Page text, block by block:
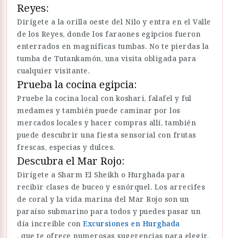
Reyes:
Dirígete a la orilla oeste del Nilo y entra en el Valle
de los Reyes, donde los faraones egipcios fueron
enterrados en magníficas tumbas. No te pierdas la
tumba de Tutankamón, una visita obligada para
cualquier visitante.
Prueba la cocina egipcia:
Pruebe la cocina local con koshari, falafel y ful
medames y también puede caminar por los
mercados locales y hacer compras allí, también
puede descubrir una fiesta sensorial con frutas
frescas, especias y dulces.
Descubra el Mar Rojo:
Dirígete a Sharm El Sheikh o Hurghada para
recibir clases de buceo y esnórquel. Los arrecifes
de coral y la vida marina del Mar Rojo son un
paraíso submarino para todos y puedes pasar un
día increíble con Excursiones en Hurghada
, que te ofrece numerosas sugerencias para elegir.